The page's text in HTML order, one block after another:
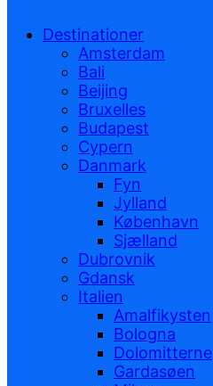
Destinationer
Amsterdam
Bali
Beijing
Bruxelles
Budapest
Cypern
Danmark
Fyn
Jylland
København
Sjælland
Dubrovnik
Gdansk
Italien
Amalfikysten
Bologna
Dolomitterne
Gardasøen